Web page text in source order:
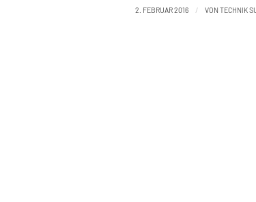
2. FEBRUAR 2016 / VON TECHNIK